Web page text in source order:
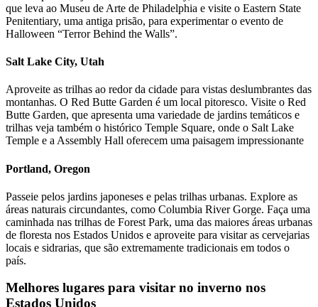
que leva ao Museu de Arte de Philadelphia e visite o Eastern State
Penitentiary, uma antiga prisão, para experimentar o evento de
Halloween “Terror Behind the Walls”.
Salt Lake City, Utah
Aproveite as trilhas ao redor da cidade para vistas deslumbrantes das
montanhas. O Red Butte Garden é um local pitoresco. Visite o Red
Butte Garden, que apresenta uma variedade de jardins temáticos e
trilhas veja também o histórico Temple Square, onde o Salt Lake
Temple e a Assembly Hall oferecem uma paisagem impressionante
Portland, Oregon
Passeie pelos jardins japoneses e pelas trilhas urbanas. Explore as
áreas naturais circundantes, como Columbia River Gorge. Faça uma
caminhada nas trilhas de Forest Park, uma das maiores áreas urbanas
de floresta nos Estados Unidos e aproveite para visitar as cervejarias
locais e sidrarias, que são extremamente tradicionais em todos o
país.
Melhores lugares para visitar no inverno nos
Estados Unidos